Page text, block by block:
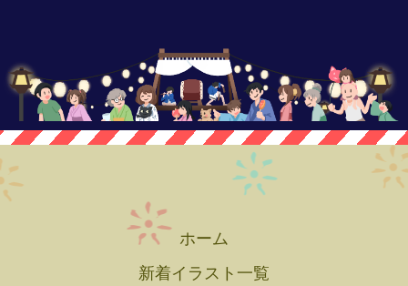
ホーム
新着イラスト一覧